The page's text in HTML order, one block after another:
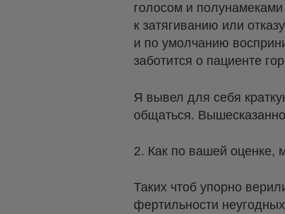
голосом и полунамеками
к затягиванию или
и по умолчанию
заботится о пациенте
Я вывел для себя
общаться.
2. Как по вашей оценке,
Таких чтоб упорно
фертильности